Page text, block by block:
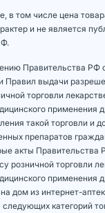
в том числе цена
и не является
Правительства РФ
Правил выдачи
торговли
применения
такой торговли и
препаратов
акты Правительства
розничной торговли
применения
дом из интернет-
категорий